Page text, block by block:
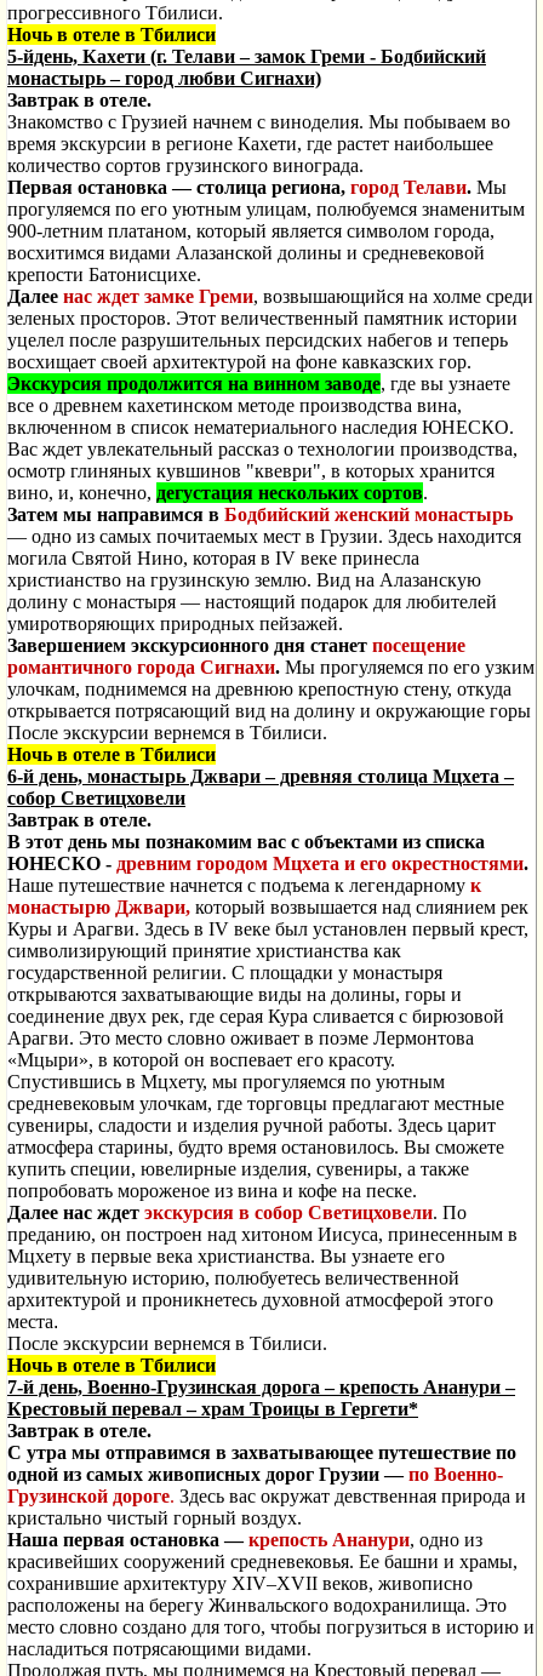
прогрессивного Тбилиси.
Ночь в отеле в Тбилиси
5-йдень, Кахети (г. Телави – замок Греми - Бодбийский
монастырь – город любви Сигнахи)
Завтрак в отеле.
Знакомство с Грузией начнем с виноделия. Мы побываем во
время экскурсии в регионе Кахети, где растет наибольшее
количество сортов грузинского винограда.
Первая остановка — столица региона, город Телави. Мы
прогуляемся по его уютным улицам, полюбуемся знаменитым
900-летним платаном, который является символом города,
восхитимся видами Алазанской долины и средневековой
крепости Батонисцихе.
Далее нас ждет замке Греми, возвышающийся на холме среди
зеленых просторов. Этот величественный памятник истории
уцелел после разрушительных персидских набегов и теперь
восхищает своей архитектурой на фоне кавказских гор.
Экскурсия продолжится на винном заводе, где вы узнаете
все о древнем кахетинском методе производства вина,
включенном в список нематериального наследия ЮНЕСКО.
Вас ждет увлекательный рассказ о технологии производства,
осмотр глиняных кувшинов "квеври", в которых хранится
вино, и, конечно, дегустация нескольких сортов.
Затем мы направимся в Бодбийский женский монастырь
— одно из самых почитаемых мест в Грузии. Здесь находится
могила Святой Нино, которая в IV веке принесла
христианство на грузинскую землю. Вид на Алазанскую
долину с монастыря — настоящий подарок для любителей
умиротворяющих природных пейзажей.
Завершением экскурсионного дня станет посещение
романтичного города Сигнахи. Мы прогуляемся по его узким
улочкам, поднимемся на древнюю крепостную стену, откуда
открывается потрясающий вид на долину и окружающие горы
После экскурсии вернемся в Тбилиси.
Ночь в отеле в Тбилиси
6-й день, монастырь Джвари – древняя столица Мцхета –
собор Светицховели
Завтрак в отеле.
В этот день мы познакомим вас с объектами из списка
ЮНЕСКО - древним городом Мцхета и его окрестностями.
Наше путешествие начнется с подъема к легендарному к
монастырю Джвари, который возвышается над слиянием рек
Куры и Арагви. Здесь в IV веке был установлен первый крест,
символизирующий принятие христианства как
государственной религии. С площадки у монастыря
открываются захватывающие виды на долины, горы и
соединение двух рек, где серая Кура сливается с бирюзовой
Арагви. Это место словно оживает в поэме Лермонтова
«Мцыри», в которой он воспевает его красоту.
Спустившись в Мцхету, мы прогуляемся по уютным
средневековым улочкам, где торговцы предлагают местные
сувениры, сладости и изделия ручной работы. Здесь царит
атмосфера старины, будто время остановилось. Вы сможете
купить специи, ювелирные изделия, сувениры, а также
попробовать мороженое из вина и кофе на песке.
Далее нас ждет экскурсия в собор Светицховели. По
преданию, он построен над хитоном Иисуса, принесенным в
Мцхету в первые века христианства. Вы узнаете его
удивительную историю, полюбуетесь величественной
архитектурой и проникнетесь духовной атмосферой этого
места.
После экскурсии вернемся в Тбилиси.
Ночь в отеле в Тбилиси
7-й день, Военно-Грузинская дорога – крепость Ананури –
Крестовый перевал – храм Троицы в Гергети*
Завтрак в отеле.
С утра мы отправимся в захватывающее путешествие по
одной из самых живописных дорог Грузии —по Военно-
Грузинской дороге. Здесь вас окружат девственная природа и
кристально чистый горный воздух.
Наша первая остановка —крепость Ананури, одно из
красивейших сооружений средневековья. Ее башни и храмы,
сохранившие архитектуру XIV–XVII веков, живописно
расположены на берегу Жинвальского водохранилища. Это
место словно создано для того, чтобы погрузиться в историю и
насладиться потрясающими видами.
Продолжая путь, мы поднимемся на Крестовый перевал —